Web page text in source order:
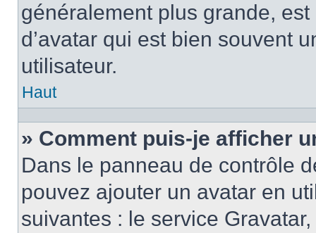
généralement plus grande,
d’avatar qui est bien souvent
utilisateur.
Haut
» Comment puis-je afficher
Dans le panneau de contrôle
pouvez ajouter un avatar en
suivantes : le service